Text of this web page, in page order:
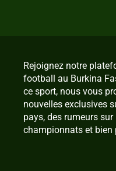
Rejoignez notre
football au Burkina
ce sport, nous vous
nouvelles exclusives
pays, des rumeurs
championnats et bien